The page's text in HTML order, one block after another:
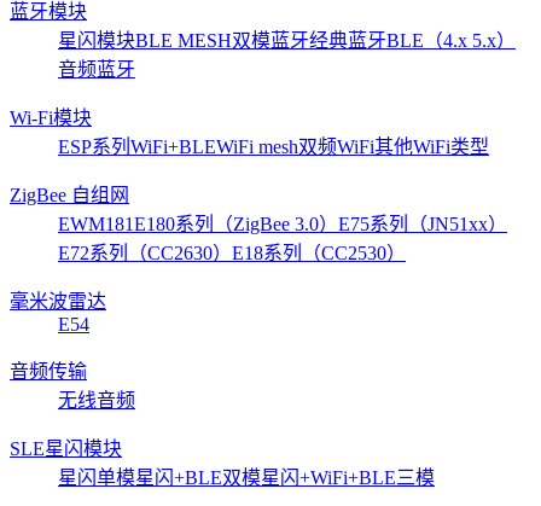
蓝牙模块
星闪模块BLE MESH双模蓝牙经典蓝牙BLE（4.x 5.x）
音频蓝牙
Wi-Fi模块
ESP系列 WiFi+BLEWiFi mesh双频WiFi其他WiFi类型
ZigBee 自组网
EWM181E180系列（ZigBee 3.0） E75系列（JN51xx）
E72系列（CC2630） E18系列（CC2530）
毫米波雷达
E54
音频传输
无线音频
SLE星闪模块
星闪单模星闪+BLE双模星闪+WiFi+BLE三模